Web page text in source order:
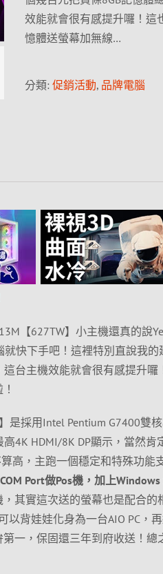
效能就會很有感提升囉！這
憶體送螢幕加無線…
分類: 促銷活動, 品牌電腦
【627TW】小主機還真的說
快下手吧！這裡特別直說我
這台主機效能就會很有感提升
是採用Intel Pentium G7400雙
4K HDMI/8K DP顯示，當然肯
高，主跑一個穩定和特殊功能
Port做Pos機，加上
其實這次送的螢幕也是配合的
以背娃娃化身為一台AIO PC，
一，保固還三年到府收送！總